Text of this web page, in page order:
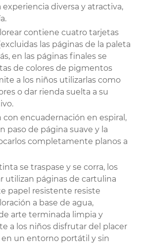
diversa y atractiva,
contiene cuatro tarjetas
las páginas de la paleta
en las páginas finales se
de colores de pigmentos
a los niños utilizarlas como
o dar rienda suelta a su
con encuadernación en espiral,
paso de página suave y la
completamente planos a
se traspase y se corra, los
utilizan páginas de cartulina
papel resistente resiste
a base de agua,
arte terminada limpia y
a los niños disfrutar del placer
en un entorno portátil y sin